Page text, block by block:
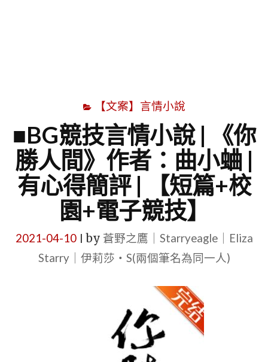
【文案】言情小說
■BG競技言情小說 | 《你
勝人間》作者：曲小蛐 |
有心得簡評 | 【短篇+校
園+電子競技】
2021-04-10| by 蒼野之鷹｜Starryeagle｜Eliza
Starry｜伊莉莎・S(兩個筆名為同一人)